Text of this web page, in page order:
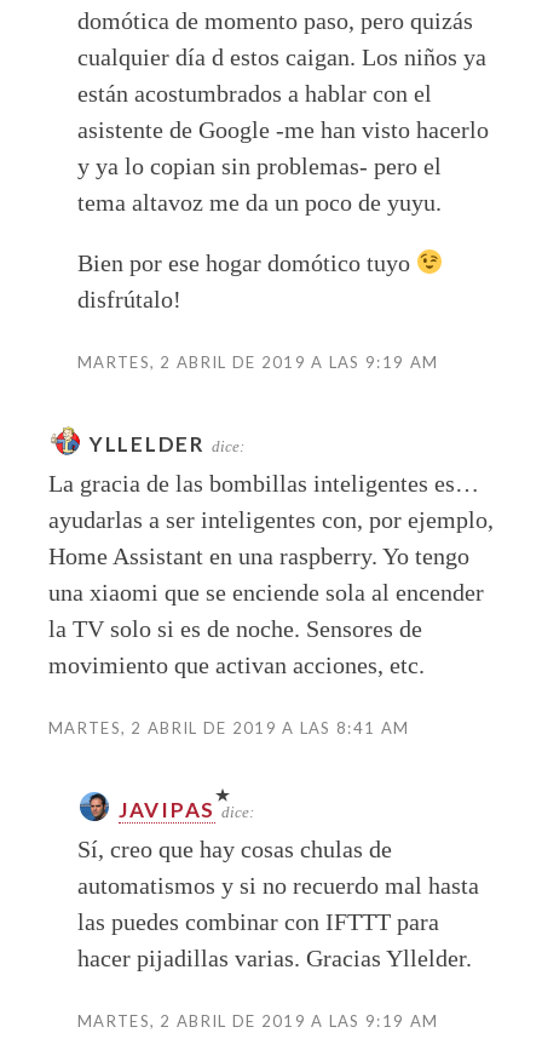
domótica de momento paso, pero quizás
cualquier día d estos caigan. Los niños ya
están acostumbrados a hablar con el
asistente de Google -me han visto hacerlo
y ya lo copian sin problemas- pero el
tema altavoz me da un poco de yuyu.
Bien por ese hogar domótico tuyo
disfrútalo!
MARTES, 2 ABRIL DE 2019 A LAS 9:19 AM
YLLELDER dice:
La gracia de las bombillas inteligentes es…
ayudarlas a ser inteligentes con, por ejemplo,
Home Assistant en una raspberry. Yo tengo
una xiaomi que se enciende sola al encender
la TV solo si es de noche. Sensores de
movimiento que activan acciones, etc.
MARTES, 2 ABRIL DE 2019 A LAS 8:41 AM
JAVIPAS dice:
Sí, creo que hay cosas chulas de
automatismos y si no recuerdo mal hasta
las puedes combinar con IFTTT para
hacer pijadillas varias. Gracias Yllelder.
MARTES, 2 ABRIL DE 2019 A LAS 9:19 AM